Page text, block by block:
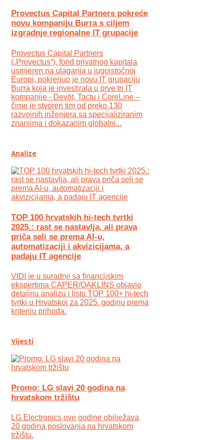
Provectus Capital Partners pokreće
novu kompaniju Burra s ciljem
izgradnje regionalne IT grupacije
Provectus Capital Partners
(„Provectus“), fond privatnog kapitala
usmjeren na ulaganja u jugoistočnoj
Europi, pokrenuo je novu IT grupaciju
Burra koja je investirala u prve tri IT
kompanije - Devōt, Tactu i CoreLine –
čime je stvoren tim od preko 130
razvojnih inženjera sa specijaliziranim
znanjima i dokazanim globalni...
Analize
TOP 100 hrvatskih hi-tech tvrtki
2025.: rast se nastavlja, ali prava
priča seli se prema AI-u,
automatizaciji i akvizicijama, a
padaju IT agencije
VIDI je u suradnji sa financijskim
ekspertima CAPER/OAKLINS objavio
detaljnu analizu i listu TOP 100+ hi-tech
tvrtki u Hrvatskoj za 2025. godinu prema
kriteriju prihoda.
Vijesti
Promo: LG slavi 20 godina na
hrvatskom tržištu
LG Electronics ove godine obilježava
20 godina poslovanja na hrvatskom
tržištu.